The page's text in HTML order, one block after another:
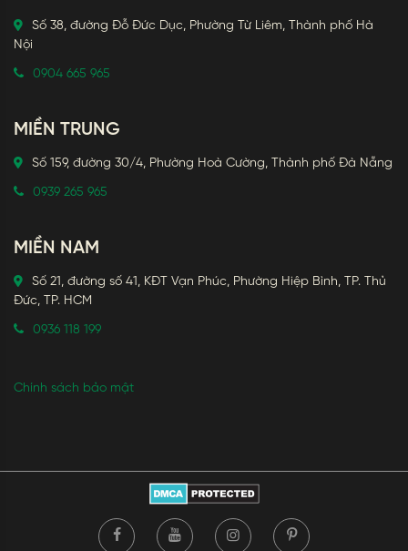
Số 38, đường Đỗ Đức Dục, Phường Từ Liêm, Thành phố Hà
Nội
0904 665 965
MIỀN TRUNG
Số 159, đường 30/4, Phường Hoà Cường, Thành phố Đà Nẵng
0939 265 965
MIỀN NAM
Số 21, đường số 41, KĐT Vạn Phúc, Phường Hiệp Bình, TP. Thủ
Đức, TP. HCM
0936 118 199
Chính sách bảo mật